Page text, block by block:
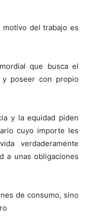
del trabajo es
que busca el
poseer con propio
y la equidad piden
cuyo importe les
verdaderamente
a unas obligaciones
de consumo, sino